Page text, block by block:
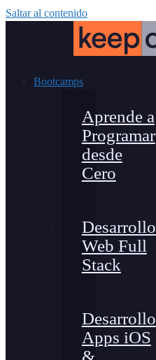
Saltar al contenido
Bootcamps
Aprende a
Programar
desde
Cero
Desarrollo
Web Full
Stack
Desarrollo
Apps iOS
&